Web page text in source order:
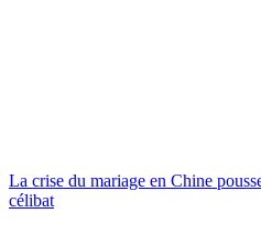
La crise du mariage en Chine
célibat